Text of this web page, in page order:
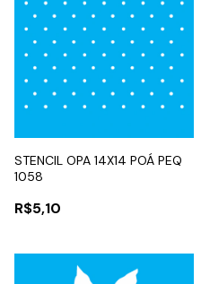
STENCIL OPA 14X14 POÁ PEQ
1058
R$5,10